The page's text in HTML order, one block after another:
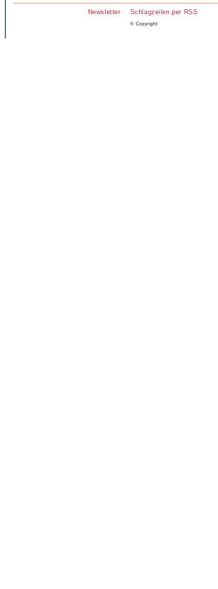
Newsletter Schlagzeilen per RSS
© Copyright